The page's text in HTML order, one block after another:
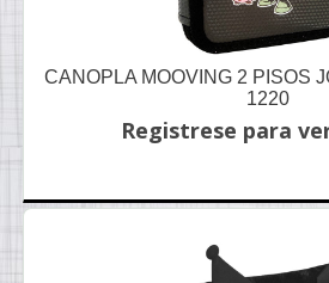
CANOPLA MOOVING 2 PISOS
1220
Registrese para